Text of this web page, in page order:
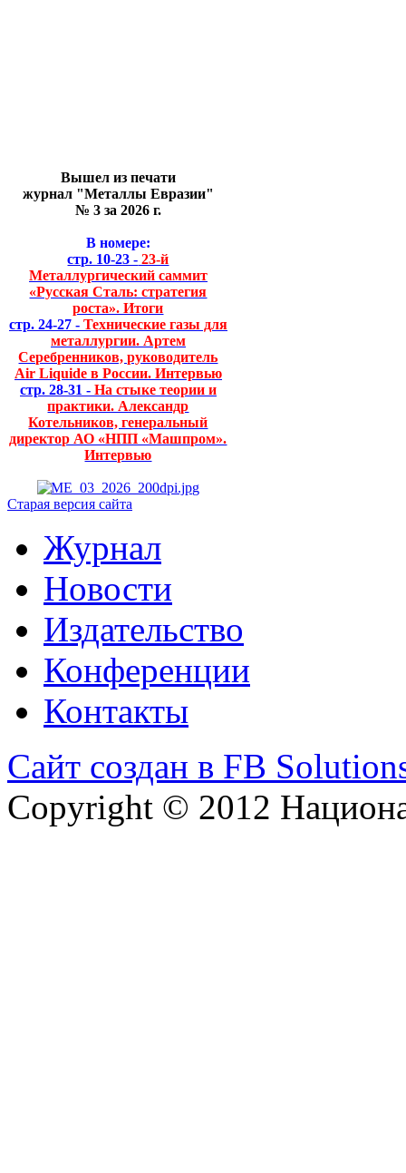
Вышел из печати
журнал "Металлы Евразии"
№ 3 за 2026 г.
В номере:
стр. 10-23 - 23-й
Металлургический саммит
«Русская Сталь: стратегия
роста». Итоги
стр. 24-27 - Технические газы для
металлургии. Артем
Серебренников, руководитель
Air Liquide в России. Интервью
стр. 28-31 - На стыке теории и
практики. Александр
Котельников, генеральный
директор АО «НПП «Машпром».
Интервью
Старая версия сайта
Журнал
Новости
Издательство
Конференции
Контакты
Сайт создан в FB
Copyright © 2012